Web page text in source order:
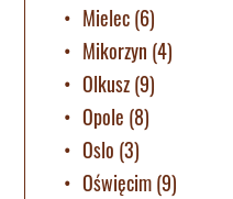
Mielec(6)
Mikorzyn (4)
Olkusz(9)
Opole (8)
Oslo (3)
Oświęcim(9)